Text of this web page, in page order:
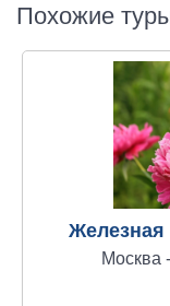
Похожие
Железная
Москва